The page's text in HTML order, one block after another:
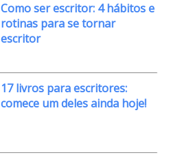
Como ser escritor: 4 hábitos e
rotinas para se tornar
escritor
17 livros para escritores:
comece um deles ainda hoje!